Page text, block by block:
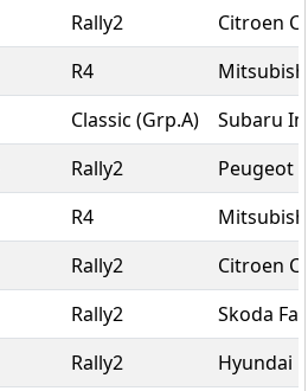
Rally2
Citroen
R4
Classic (Grp.A)
Subaru
Rally2
Peugeot
R4
Rally2
Citroen
Rally2
Skoda
Rally2
Hyundai